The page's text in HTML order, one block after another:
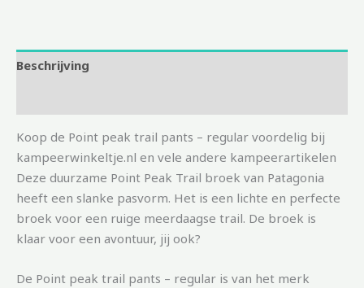
Beschrijving
Koop de Point peak trail pants – regular voordelig bij
kampeerwinkeltje.nl en vele andere kampeerartikelen
Deze duurzame Point Peak Trail broek van Patagonia
heeft een slanke pasvorm. Het is een lichte en perfecte
broek voor een ruige meerdaagse trail. De broek is
klaar voor een avontuur, jij ook?
De Point peak trail pants – regular is van het merk